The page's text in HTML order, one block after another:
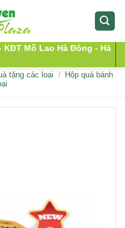
KĐT Mỗ Lao Hà Đông - Hà
tặng các loại /
Hộp quà bánh